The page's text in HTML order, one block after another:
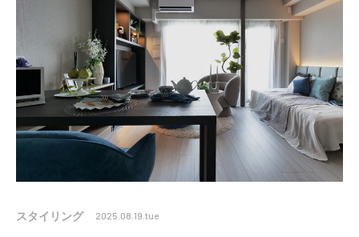
スタイリング 2025.08.19.tue